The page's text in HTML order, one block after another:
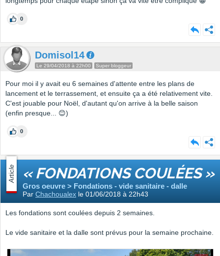
0
Domisol14
Le 29/04/2018 à 22h00 Super bloggeur
Pour moi il y avait eu 6 semaines d'attente entre les plans de
lancement et le terrassement, et ensuite ça a été relativement vite.
C'est jouable pour Noël, d'autant qu'on arrive à la belle saison
(enfin presque... 😊)
0
Article « FONDATIONS COULÉES »
Gros oeuvre > Fondations - vide sanitaire - dalle
Par Chachoualex le 01/06/2018 à 22h43
Les fondations sont coulées depuis 2 semaines.
Le vide sanitaire et la dalle sont prévus pour la semaine prochaine.